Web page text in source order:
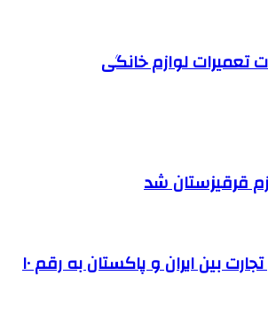
تعمیرات لوازم خانگی
قرقیزستان شد
افزایش حجم تجارت بین ایران و پاکستان به رقم ۱۰